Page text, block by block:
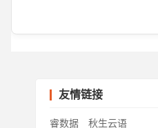
友情链接
睿数据 秋生云语